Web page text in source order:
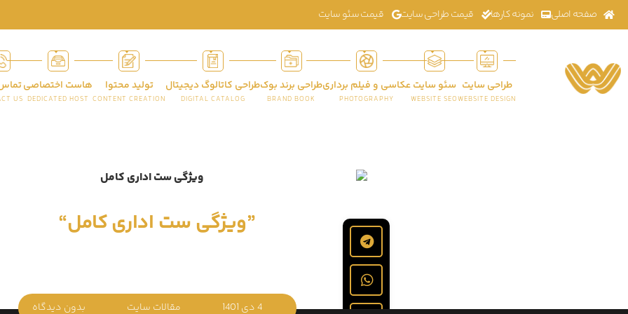
صفحه اصلی نمونه کارها قیمت طراحی سایت قیمت سئو سایت
طراحی سایت
WEBSITE DESIGN
سئو سایت
WEBSITE SEO
عکاسی و فیلم برداری
PHOTOGRAPHY
طراحی برند بوک
BRAND BOOK
طراحی کاتالوگ دیجیتال
DIGITAL CATALOG
تولید محتوا
CONTENT CREATION
هاست اختصاصی
DEDICATED HOST
US
”ویژگی ست اداری کامل“
4 دی 1401 مقالات سایت بدون دیدگاه